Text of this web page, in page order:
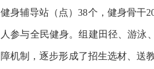
健身辅导站（点）38个，健身骨干
人参与全民健身。组建田径、游泳
障机制，逐步形成了招生选材、送